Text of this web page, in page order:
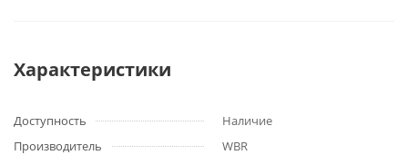
Характеристики
Доступность
Наличие
Производитель
WBR